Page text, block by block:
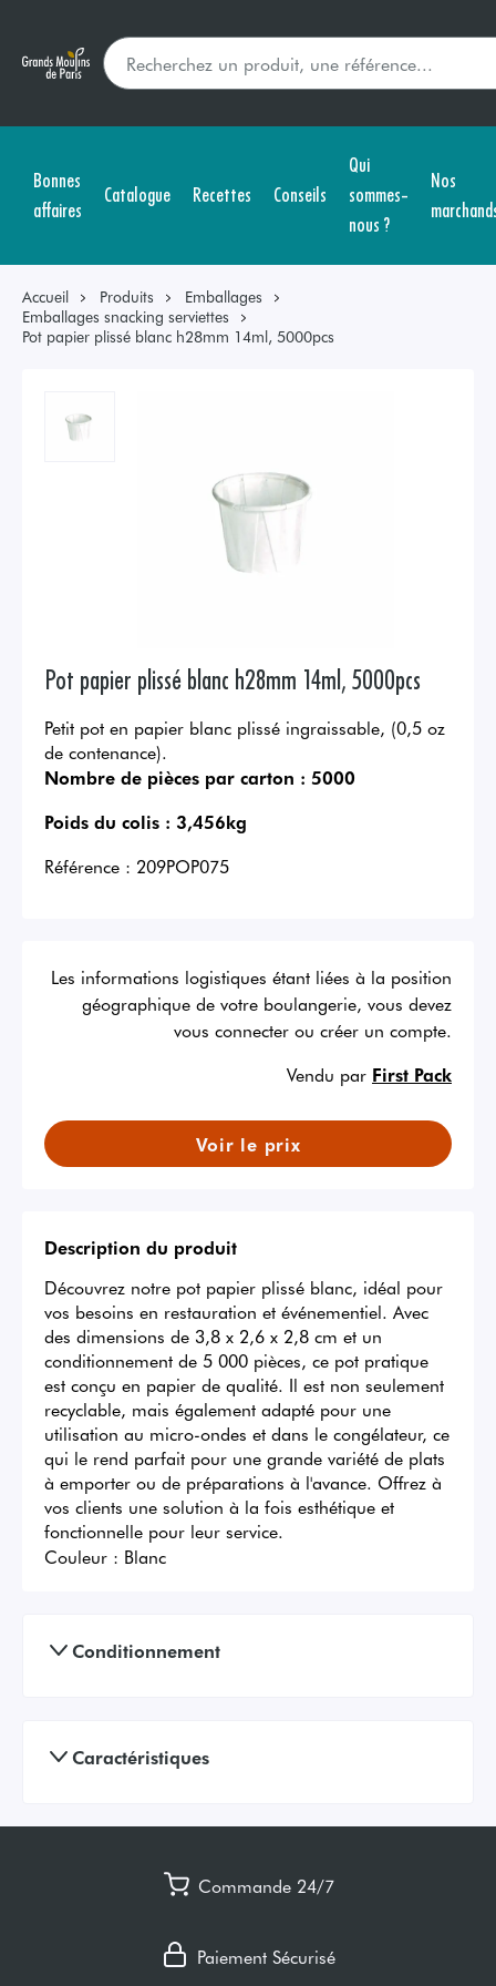
Bonnes
affaires
Catalogue Recettes Conseils
Qui
sommes-
nous ?
Nos
Accueil Produits
Emballages
Emballages snacking serviettes
Pot papier plissé blanc h28mm 14ml, 5000pcs
Pot papier plissé blanc h28mm 14ml, 5000pcs
Petit pot en papier blanc plissé ingraissable, (0,5 oz
de contenance).
Nombre de pièces par carton : 5000
Poids du colis : 3,456kg
Référence : 209POP075
Les informations logistiques étant liées à la position
géographique de votre boulangerie, vous devez
vous connecter ou créer un compte.
Vendu par First Pack
Voir le prix
Description du produit
Découvrez notre pot papier plissé blanc, idéal pour
vos besoins en restauration et événementiel. Avec
des dimensions de 3,8 x 2,6 x 2,8 cm et un
conditionnement de 5 000 pièces, ce pot pratique
est conçu en papier de qualité. Il est non seulement
recyclable, mais également adapté pour une
utilisation au micro-ondes et dans le congélateur, ce
qui le rend parfait pour une grande variété de plats
à emporter ou de préparations à l'avance. Offrez à
vos clients une solution à la fois esthétique et
fonctionnelle pour leur service.
Couleur : Blanc
Conditionnement
Caractéristiques
Commande 24/7
Paiement Sécurisé